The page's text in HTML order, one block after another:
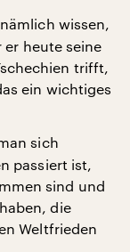
wissen,
heute seine
trifft,
ein wichtiges
sich
passiert ist,
sind und
die
Weltfrieden